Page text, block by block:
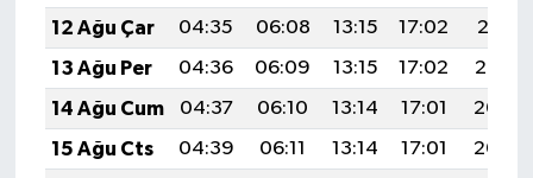
12 Ağu Çar
04:35 06:08 13:15 17:02
20:11
13 Ağu Per
04:36 06:09 13:15 17:02
20:10
14 Ağu Cum
04:37 06:10 13:14 17:01
20:08
15 Ağu Cts
04:39 06:11 13:14 17:01
20:07